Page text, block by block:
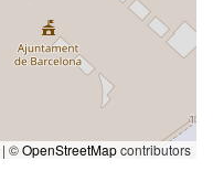
| ©OpenStreetMapcontributors